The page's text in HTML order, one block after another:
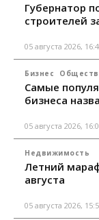
Губернатор
строителей
05 августа 2026,
Бизнес
Самые
бизнеса
05 августа 2026,
Недвижимость
Летний
августа
05 августа 2026,